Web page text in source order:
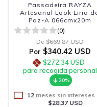
Passadeira RAYZA
Artesanal Look Lirio
Paz-A 066cmx20m
(0)
De $669.87 USD
Por $340.42 USD
$272.34 USD
para recogida personal
20%
12meses sin intereses
$28.37 USD